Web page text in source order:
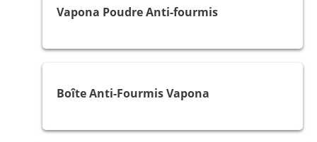
Vapona Poudre Anti-fourmis
Fourmis
Boîte Anti-Fourmis Vapona
Mites